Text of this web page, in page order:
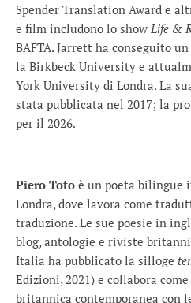
Spender Translation Award e
e film includono lo show Life &
BAFTA. Jarrett ha conseguito
la Birkbeck University e
York University di Londra. La
stata pubblicata nel 2017; la
per il 2026.
Piero Toto è un poeta bilingue
Londra, dove lavora come
traduzione. Le sue poesie in
blog, antologie e riviste
Italia ha pubblicato la silloge
Edizioni, 2021) e collabora
britannica contemporanea con